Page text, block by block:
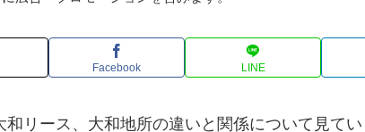
Facebook LINE
和リース、大和地所の違いと関係について見てい